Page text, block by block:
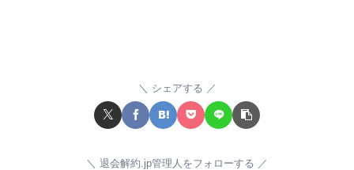
シェアする
退会解約.jp管理人をフォローする